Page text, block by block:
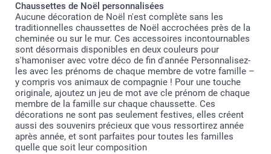
Chaussettes de Noël personnalisées
Aucune décoration de Noël n'est complète sans les
traditionnelles chaussettes de Noël accrochées près de la
cheminée ou sur le mur. Ces accessoires incontournables
sont désormais disponibles en deux couleurs pour
s'hamoniser avec votre déco de fin d'année Personnalisez-
les avec les prénoms de chaque membre de votre famille –
y compris vos animaux de compagnie ! Pour une touche
originale, ajoutez un jeu de mot ave cle prénom de chaque
membre de la famille sur chaque chaussette. Ces
décorations ne sont pas seulement festives, elles créent
aussi des souvenirs précieux que vous ressortirez année
après année, et sont parfaites pour toutes les familles
quelle que soit leur composition